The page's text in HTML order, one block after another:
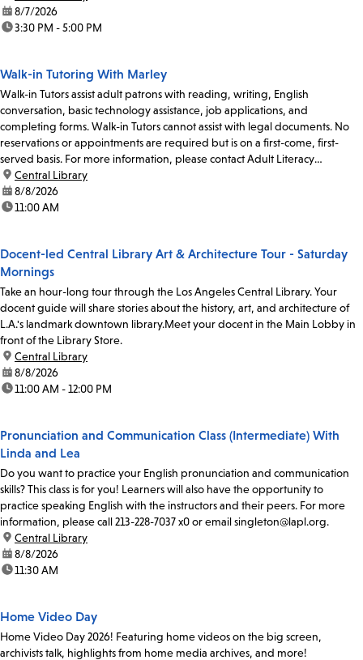
date:8/7/2026
time:3:30 PM - 5:00 PM
Walk-in Tutoring With Marley
Walk-in Tutors assist adult patrons with reading, writing, English
conversation, basic technology assistance, job applications, and
completing forms. Walk-in Tutors cannot assist with legal documents. No
reservations or appointments are required but is on a first-come, first-
served basis. For more information, please contact Adult Literacy
Coordinator Claudia Flores at 213-228-7037...
location:
Central Library
date:8/8/2026
time:11:00 AM
Docent-led Central Library Art & Architecture Tour - Saturday
Mornings
Take an hour-long tour through the Los Angeles Central Library. Your
docent guide will share stories about the history, art, and architecture of
L.A.'s landmark downtown library.Meet your docent in the Main Lobby in
front of the Library Store.
location:
Central Library
date:8/8/2026
time:11:00 AM - 12:00 PM
Pronunciation and Communication Class (Intermediate) With
Linda and Lea
Do you want to practice your English pronunciation and communication
skills? This class is for you! Learners will also have the opportunity to
practice speaking English with the instructors and their peers. For more
information, please call 213-228-7037 x0 or email singleton@lapl.org.
location:
Central Library
date:8/8/2026
time:11:30 AM
Home Video Day
Home Video Day 2026! Featuring home videos on the big screen,
archivists talk, highlights from home media archives, and more!